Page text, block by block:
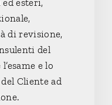
esteri,
di revisione,
del
e lo
Cliente ad